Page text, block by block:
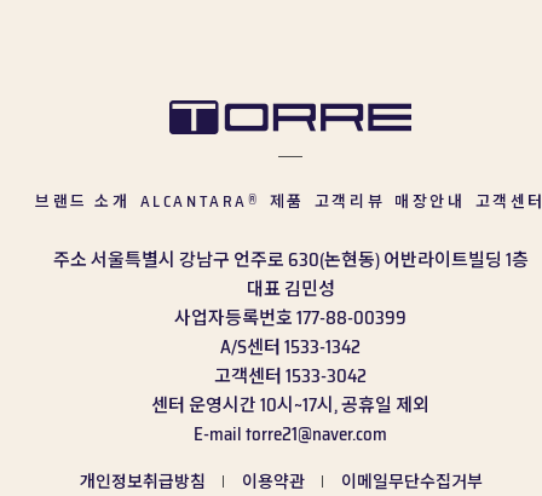
브랜드 소개 ALCANTARA® 제품 고객리뷰 매장안내 고객센
주소서울특별시 강남구 언주로 630(논현동) 어반라이트빌딩 1층
대표김민성
사업자등록번호177-88-00399
A/S센터1533-1342
고객센터1533-3042
센터 운영시간10시~17시, 공휴일 제외
E-mailtorre21@naver.com
개인정보취급방침 이용약관 이메일무단수집거부